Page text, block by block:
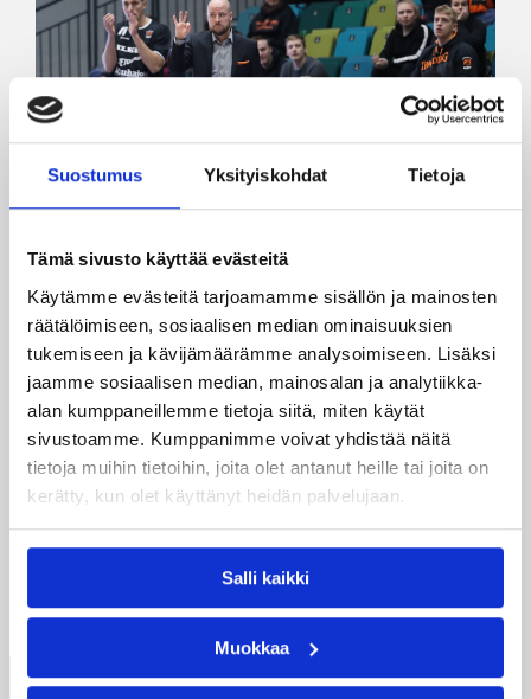
Suostumus Yksityiskohdat Tietoja
Tämä sivusto käyttää evästeitä
Käytämme evästeitä tarjoamamme sisällön ja mainosten
räätälöimiseen, sosiaalisen median ominaisuuksien
tukemiseen ja kävijämäärämme analysoimiseen. Lisäksi
jaamme sosiaalisen median, mainosalan ja analytiikka-
alan kumppaneillemme tietoja siitä, miten käytät
sivustoamme. Kumppanimme voivat yhdistää näitä
tietoja muihin tietoihin, joita olet antanut heille tai joita on
kerätty, kun olet käyttänyt heidän palvelujaan.
Salli kaikki
Muokkaa
Korisliiga 28.01.2019 20:47
Karhu Basket aiheutti Uralle jo
yhdeksännen peräkkäisen
tappion
Nousuvireiselle kauhajokelaisjoukkueelle voitto
oli viides putkeen.
← 1 →